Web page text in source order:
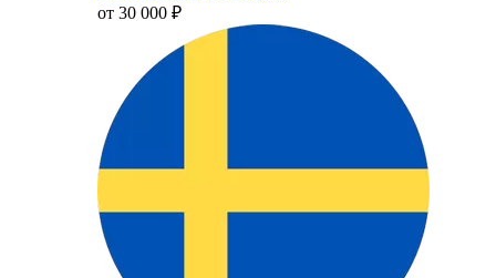
от 30 000 ₽